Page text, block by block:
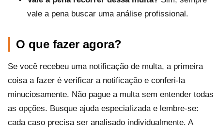
vale a pena buscar uma análise profissional.
O que fazer agora?
Se você recebeu uma notificação de multa, a primeira
coisa a fazer é verificar a notificação e conferi-la
minuciosamente. Não pague a multa sem entender todas
as opções. Busque ajuda especializada e lembre-se:
cada caso precisa ser analisado individualmente. A